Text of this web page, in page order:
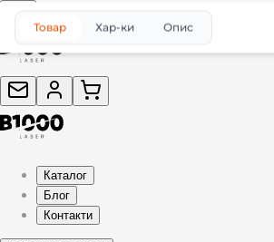
Каталог
Блог
Контакти
Товар Хар-ки Опис